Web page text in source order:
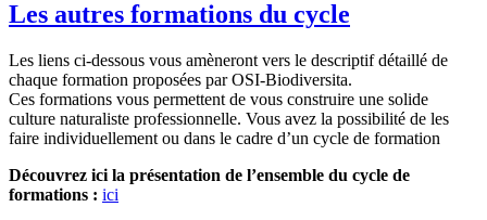
Les autres formations du cycle
Les liens ci-dessous vous amèneront vers le descriptif détaillé de
chaque formation proposées par OSI-Biodiversita.
Ces formations vous permettent de vous construire une solide
culture naturaliste professionnelle. Vous avez la possibilité de les
faire individuellement ou dans le cadre d’un cycle de formation
Découvrez ici la présentation de l’ensemble du cycle de
formations : ici